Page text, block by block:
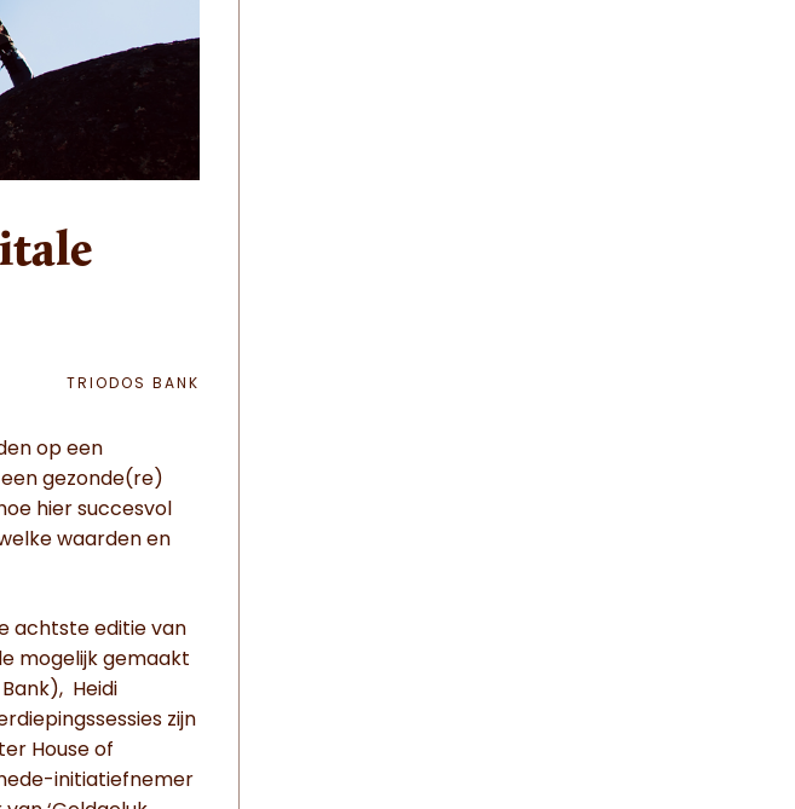
TRIODOS BANK
op een
gezonde(re)
hier succesvol
waarden en
achtste editie van
mogelijk gemaakt
Heidi
zijn
House of
initiatiefnemer